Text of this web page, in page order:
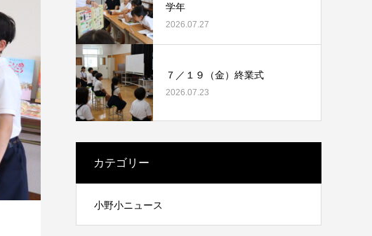
学年
2026.07.27
７／１９（金）終業式
2026.07.23
カテゴリー
小野小ニュース